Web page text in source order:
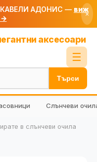
АДОНИС — виж
→
×
аксесоари
☰
Търси
Слънчеви
в слънчеви очила